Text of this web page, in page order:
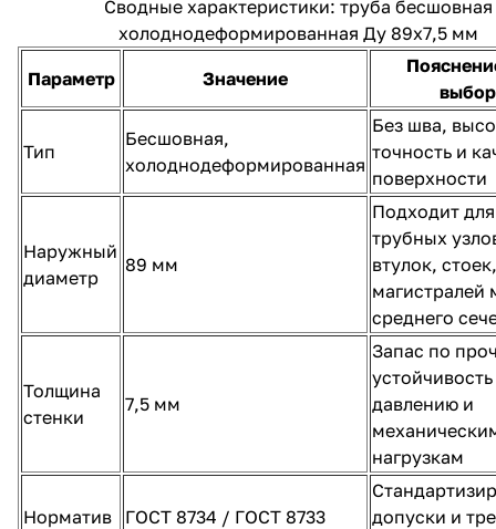
Сводные характеристики: труба бесшовная
холоднодеформированная Ду 89х7,5 мм
Параметр Значение
Тип
Бесшовная,
холоднодеформированная
Без шва,
точность и
поверхности
Наружный
диаметр
89 мм
Подходит для
трубных
втулок, стоек,
магистралей
среднего
Толщина
стенки
7,5 мм
Запас по
устойчивость
давлению и
нагрузкам
Норматив ГОСТ 8734 / ГОСТ 8733
допуски и